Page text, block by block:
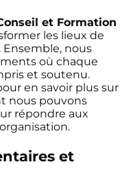
et Formation
les lieux de
nous
où chaque
et soutenu.
en savoir plus sur
nous pouvons
répondre aux
et